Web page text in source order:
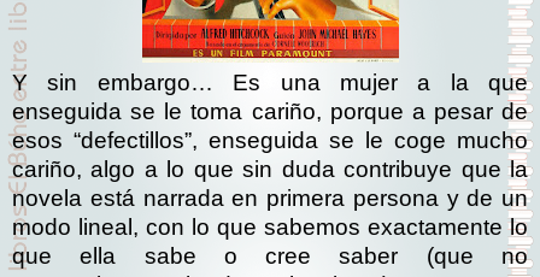
Y sin embargo… Es una mujer a la que
enseguida se le toma cariño, porque a pesar de
esos “defectillos”, enseguida se le coge mucho
cariño, algo a lo que sin duda contribuye que la
novela está narrada en primera persona y de un
modo lineal, con lo que sabemos exactamente lo
que ella sabe o cree saber (que no